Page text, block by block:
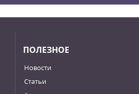
ПОЛЕЗНОЕ
Новости
Статьи